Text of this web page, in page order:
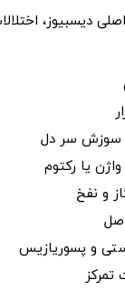
دیسبیوز،
سوزش سر دل
یا رکتوم
و نفخ
و پسوریازیس